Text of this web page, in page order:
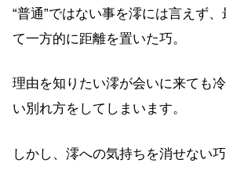
“普通”ではない事を澪には言えず
て一方的に距離を置いた巧。
理由を知りたい澪が会いに来ても
い別れ方をしてしまいます。
しかし、澪への気持ちを消せない